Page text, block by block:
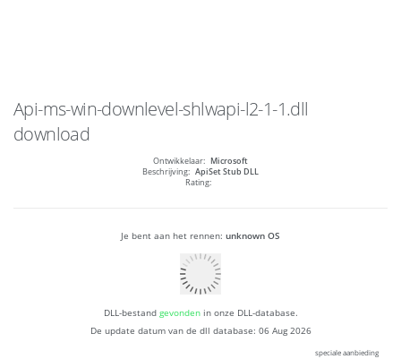
Api-ms-win-downlevel-shlwapi-l2-1-1.dll
download
Ontwikkelaar: Microsoft
Beschrijving: ApiSet Stub DLL
Rating:
Je bent aan het rennen: unknown OS
DLL-bestand gevondenin onze DLL-database.
De update datum van de dll database: 06 Aug 2026
speciale aanbieding